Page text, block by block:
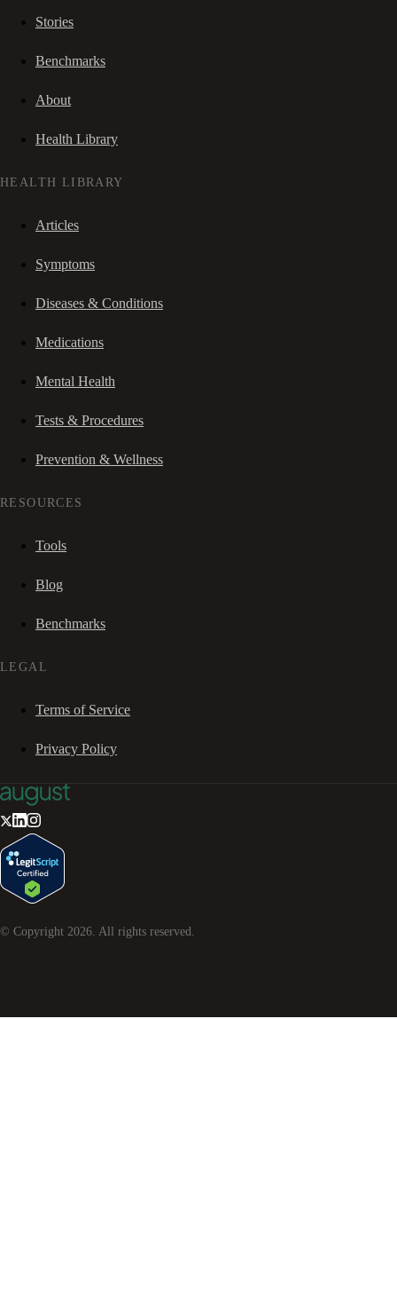
Stories
Benchmarks
About
Health Library
HEALTH LIBRARY
Articles
Symptoms
Diseases & Conditions
Medications
Mental Health
Tests & Procedures
Prevention & Wellness
RESOURCES
Tools
Blog
Benchmarks
LEGAL
Terms of Service
Privacy Policy
© Copyright 2026 . All rights reserved.